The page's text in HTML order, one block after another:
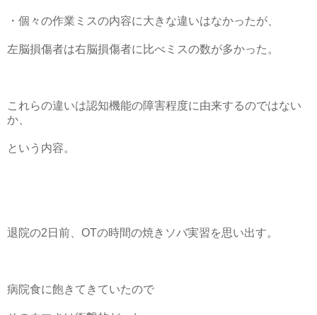
・個々の作業ミスの内容に大きな違いはなかったが、
左脳損傷者は右脳損傷者に比べミスの数が多かった。
これらの違いは認知機能の障害程度に由来するのではない
か、
という内容。
退院の2日前、OTの時間の焼きソバ実習を思い出す。
病院食に飽きてきていたので